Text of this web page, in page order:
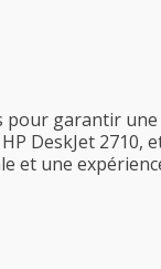
pour garantir
DeskJet 2710,
et une